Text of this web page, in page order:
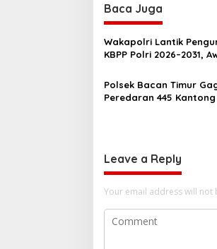
n
a
v
i
g
i
o
n
Baca Juga
Wakapolri Lantik
KBPP Polri 2026–2031,
Polsek Bacan Timur
Peredaran 445
Leave a Reply
Your email address will not